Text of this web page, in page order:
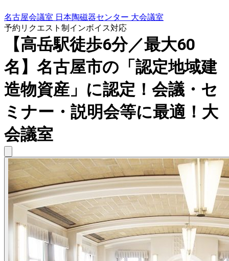
名古屋会議室 日本陶磁器センター 大会議室
予約リクエスト制インボイス対応
【高岳駅徒歩6分／最大60
名】名古屋市の「認定地域建
造物資産」に認定！会議・セ
ミナー・説明会等に最適！大
会議室